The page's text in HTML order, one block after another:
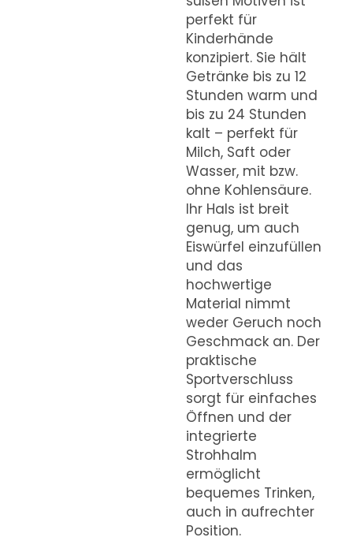
perfekt für
Kinderhände
konzipiert. Sie hält
Getränke bis zu 12
Stunden warm und
bis zu 24 Stunden
kalt – perfekt für
Milch, Saft oder
Wasser, mit bzw.
ohne Kohlensäure.
Ihr Hals ist breit
genug, um auch
Eiswürfel einzufüllen
und das
hochwertige
Material nimmt
weder Geruch noch
Geschmack an. Der
praktische
Sportverschluss
sorgt für einfaches
Öffnen und der
integrierte
Strohhalm
ermöglicht
bequemes Trinken,
auch in aufrechter
Position.